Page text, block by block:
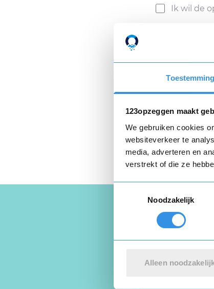
Toestemming
123opzeggen maakt
We gebruiken cookies
websiteverkeer te
media, adverteren en
verstrekt of die ze
Noodzakelijk
Alleen
Ik wil de
Als ik mijn
Schrijf
Deel je